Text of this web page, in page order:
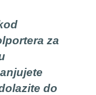
za
do